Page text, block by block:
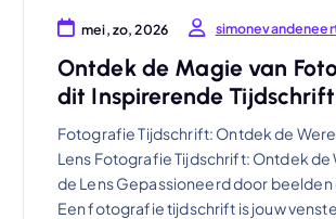
mei, zo, 2026
Ontdek de Magie van
dit Inspirerende Tijdschrift
Fotografie Tijdschrift: Ontdek de
Lens Fotografie Tijdschrift: Ontdek de
de Lens Gepassioneerd door beelden
Een fotografie tijdschrift is jouw